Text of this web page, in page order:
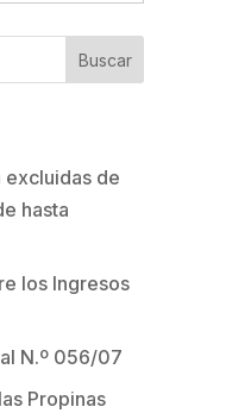
Buscar
excluidas de
hasta
los Ingresos
N.º 056/07
Propinas